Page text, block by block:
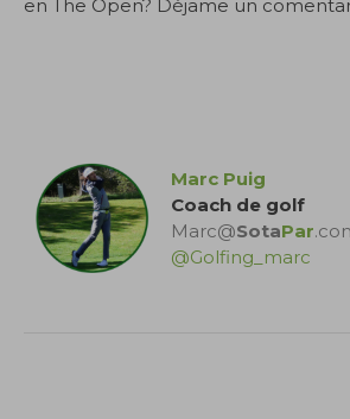
en The Open? Déjame un
Marc Puig
Coach de golf
Marc@SotaPar
@Golfing_marc